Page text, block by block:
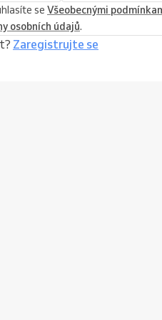
se Všeobecnými
osobních údajů.
Zaregistrujte se